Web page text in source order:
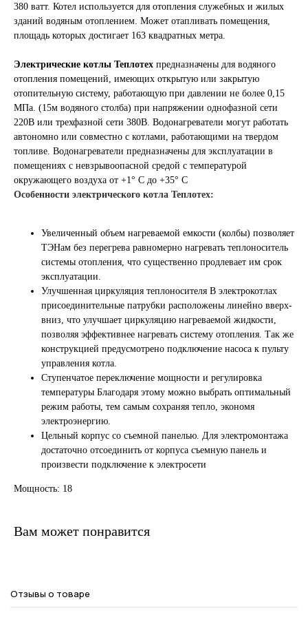
380 ватт. Котел используется для отопления служебных и жилых
зданий водяным отоплением. Может отапливать помещения,
площадь которых достигает 163 квадратных метра.
Электрические котлы Теплотех предназначены для водяного
отопления помещений, имеющих открытую или закрытую
отопительную систему, работающую при давлении не более 0,15
МПа. (15м водяного столба) при напряжении однофазной сети
220В или трехфазной сети 380В. Водонагреватели могут работать
автономно или совместно с котлами, работающими на твердом
топливе. Водонагреватели предназначены для эксплуатации в
помещениях с невзрывоопасной средой с температурой
окружающего воздуха от +1° С до +35° С
Особенности электрического котла Теплотех:
Увеличенный объем нагреваемой емкости (колбы) позволяет
ТЭНам без перегрева равномерно нагревать теплоноситель
системы отопления, что существенно продлевает им срок
эксплуатации.
Улучшенная циркуляция теплоносителя В электрокотлах
присоединительные патрубки расположены линейно вверх-
вниз, что улучшает циркуляцию нагреваемой жидкости,
позволяя эффективнее нагревать систему отопления. Так же
конструкцией предусмотрено подключение насоса к пульту
управления котла.
Ступенчатое переключение мощности и регулировка
температуры Благодаря этому можно выбрать оптимальный
режим работы, тем самым сохраняя тепло, экономя
электроэнергию.
Цельный корпус со съемной панелью. Для электромонтажа
достаточно отсоединить от корпуса съемную панель и
произвести подключение к электросети
Мощность: 18
Вам может понравится
Отзывы о товаре